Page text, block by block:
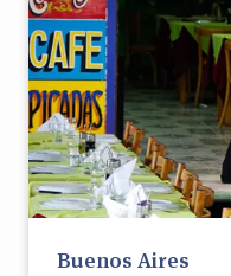
Buenos Aires